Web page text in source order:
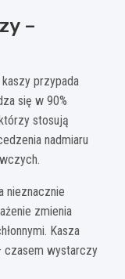
–
przypada
się w 90%
stosują
nadmiaru
nieznacznie
zmienia
Kasza
czasem wystarczy